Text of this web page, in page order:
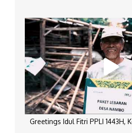
Greetings Idul Fitri PPLI 1443H,